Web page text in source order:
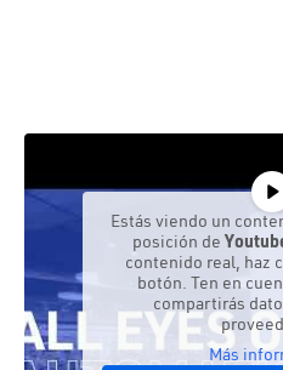
Estás viendo un
posición de
contenido real, haz
botón. Ten en
compartirás
Más